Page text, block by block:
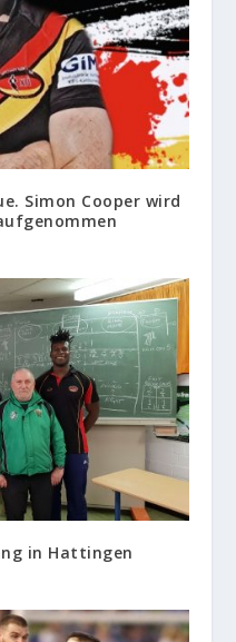
Simon Cooper wird
in Hattingen